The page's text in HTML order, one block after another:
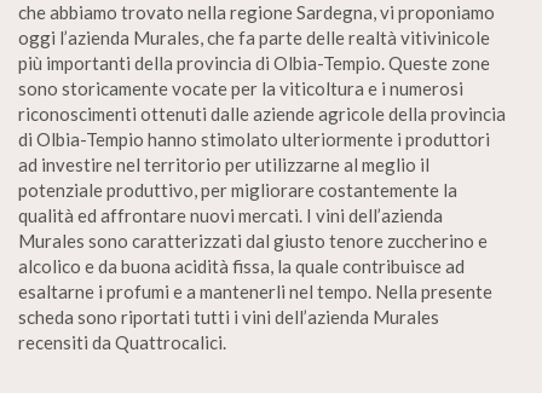
che abbiamo trovato nella regione Sardegna, vi proponiamo
oggi l’azienda Murales, che fa parte delle realtà vitivinicole
più importanti della provincia di Olbia-Tempio. Queste zone
sono storicamente vocate per la viticoltura e i numerosi
riconoscimenti ottenuti dalle aziende agricole della provincia
di Olbia-Tempio hanno stimolato ulteriormente i produttori
ad investire nel territorio per utilizzarne al meglio il
potenziale produttivo, per migliorare costantemente la
qualità ed affrontare nuovi mercati. I vini dell’azienda
Murales sono caratterizzati dal giusto tenore zuccherino e
alcolico e da buona acidità fissa, la quale contribuisce ad
esaltarne i profumi e a mantenerli nel tempo. Nella presente
scheda sono riportati tutti i vini dell’azienda Murales
recensiti da Quattrocalici.